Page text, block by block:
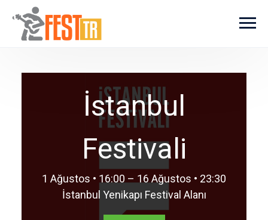
Ana içeriğe atla
İstanbul
Festivali
1 Ağustos • 16:00 – 16 Ağustos • 23:30
İstanbul Yenikapı Festival Alanı